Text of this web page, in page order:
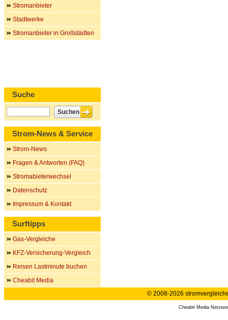
Stromanbieter
Stadtwerke
Stromanbieter in Großstädten
Suche
Strom-News & Service
Strom-News
Fragen & Antworten (FAQ)
Stromabieterwechsel
Datenschutz
Impressum & Kontakt
Surftipps
Gas-Vergleiche
KFZ-Versicherung-Vergleich
Reisen Lastminute buchen
Cheabit Media
© 2008-2026
Cheabit Media